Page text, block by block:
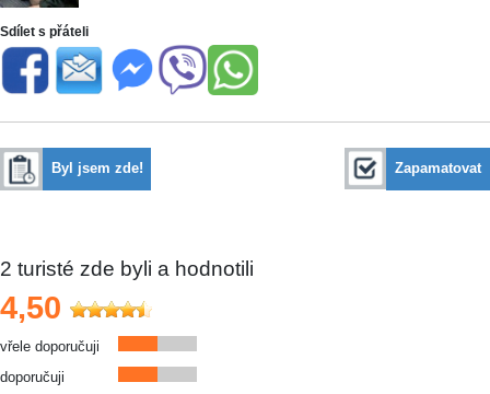
Sdílet s přáteli
Byl jsem zde! Zapamatovat
2 turisté zde byli a hodnotili
4,50
vřele doporučuji
doporučuji